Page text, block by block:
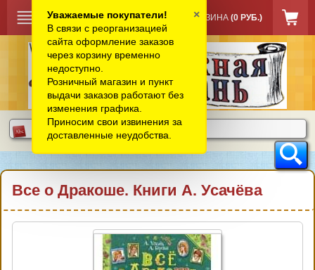
КОРЗИНА (0 РУБ.)
Все о Дракоше. Книги А. Усачёва
Уважаемые покупатели!
В связи с реорганизацией
сайта оформление заказов
через корзину временно
недоступно.
Розничный магазин и пункт
выдачи заказов работают без
изменения графика.
Приносим свои извинения за
доставленные неудобства.
×